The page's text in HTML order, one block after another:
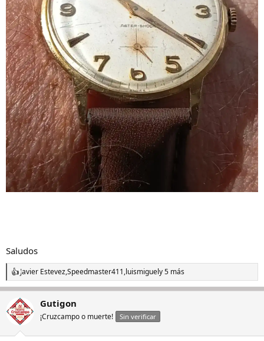
Saludos
R
e
a
c
c
Javier Estevez,Speedmaster411,luismiguely 5 más
Gutigon
¡Cruzcampo o muerte! Sin verificar